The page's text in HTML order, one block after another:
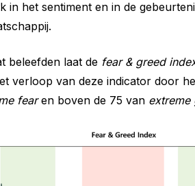
in het sentiment en in de
beleefden laat de fear & greed
verloop van deze indicator door
fearen boven de 75 van extreme